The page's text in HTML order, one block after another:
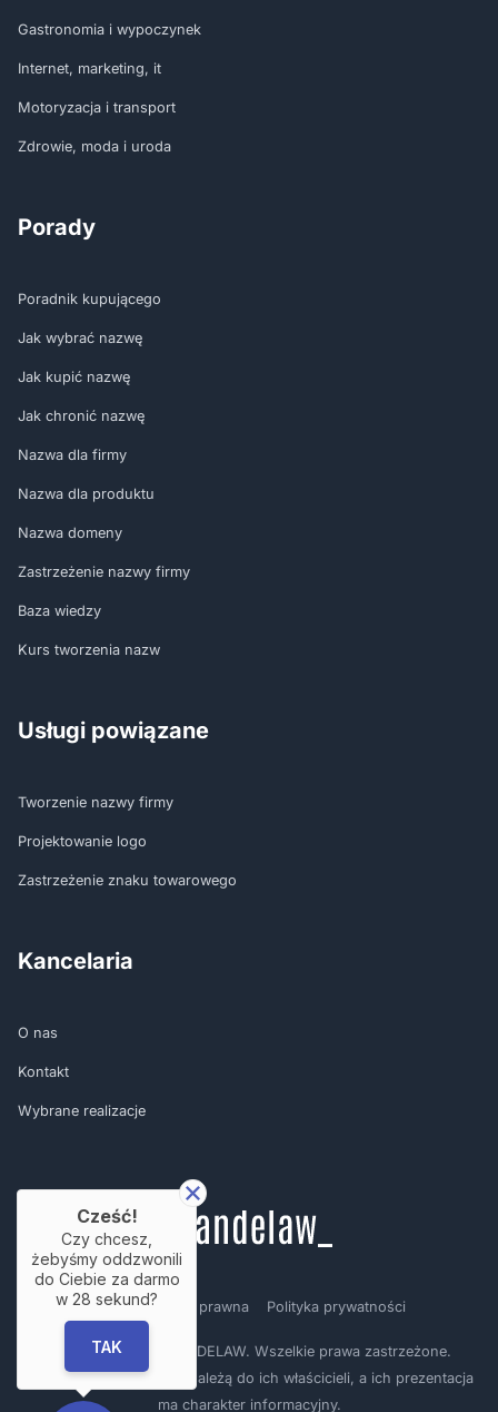
Gastronomia i wypoczynek
Internet, marketing, it
Motoryzacja i transport
Zdrowie, moda i uroda
Porady
Poradnik kupującego
Jak wybrać nazwę
Jak kupić nazwę
Jak chronić nazwę
Nazwa dla firmy
Nazwa dla produktu
Nazwa domeny
Zastrzeżenie nazwy firmy
Baza wiedzy
Kurs tworzenia nazw
Usługi powiązane
Tworzenie nazwy firmy
Projektowanie logo
Zastrzeżenie znaku towarowego
Kancelaria
O nas
Kontakt
Wybrane realizacje
Regulamin Nota prawna Polityka prywatności
Copyright © by BRANDELAW. Wszelkie prawa zastrzeżone.
Prezentowane logotypy należą do ich właścicieli, a ich prezentacja
ma charakter informacyjny.
Cześć!
Czy chcesz,
żebyśmy oddzwonili
do Ciebie za darmo
w 28 sekund?
TAK